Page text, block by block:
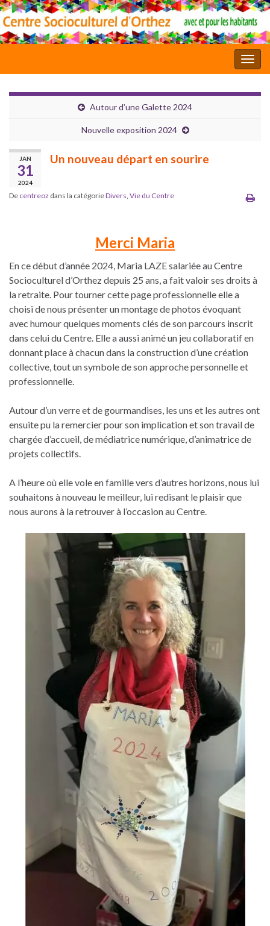
Autour d’une Galette 2024
Nouvelle exposition 2024
JAN
31
2024
Un nouveau départ en sourire
De centreoz dans la catégorieDivers, Vie du Centre
Merci Maria
En ce début d’année 2024, Maria LAZE salariée au Centre
Socioculturel d’Orthez depuis 25 ans, a fait valoir ses droits à
la retraite. Pour tourner cette page professionnelle elle a
choisi de nous présenter un montage de photos évoquant
avec humour quelques moments clés de son parcours inscrit
dans celui du Centre. Elle a aussi animé un jeu collaboratif en
donnant place à chacun dans la construction d’une création
collective, tout un symbole de son approche personnelle et
professionnelle.
Autour d’un verre et de gourmandises, les uns et les autres ont
ensuite pu la remercier pour son implication et son travail de
chargée d’accueil, de médiatrice numérique, d’animatrice de
projets collectifs.
A l’heure où elle vole en famille vers d’autres horizons, nous lui
souhaitons à nouveau le meilleur, lui redisant le plaisir que
nous aurons à la retrouver à l’occasion au Centre.